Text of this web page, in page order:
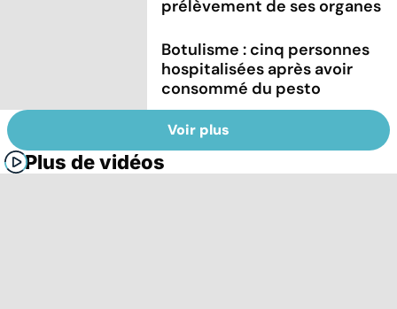
prélèvement de ses organes
Botulisme : cinq personnes
hospitalisées après avoir
consommé du pesto
Voir plus
Plus de vidéos